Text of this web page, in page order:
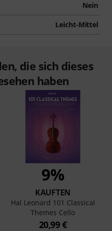
Nein
Leicht-Mittel
die sich dieses
haben
9%
KAUFTEN
Hal Leonard 101 Classical
Themes Cello
20,99 €